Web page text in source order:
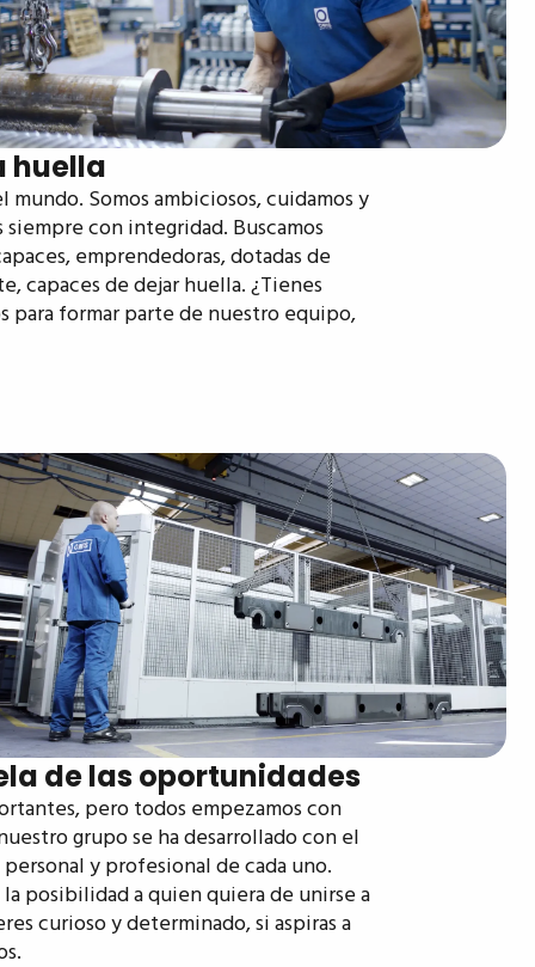
huella
Somos ambiciosos, cuidamos y
con integridad. Buscamos
emprendedoras, dotadas de
capaces de dejar huella. ¿Tienes
para formar parte de nuestro equipo,
de las oportunidades
pero todos empezamos con
grupo se ha desarrollado con el
y profesional de cada uno.
la posibilidad a quien quiera de unirse a
curioso y determinado, si aspiras a